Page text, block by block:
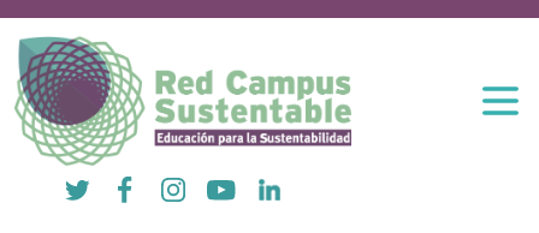
Twitter FacebookInstagramYouTubeLinkedIn